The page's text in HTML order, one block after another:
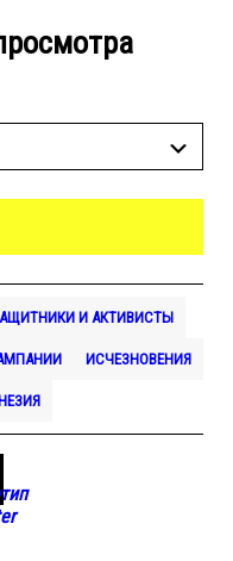
И АКТИВИСТЫ
ИСЧЕЗНОВЕНИЯ